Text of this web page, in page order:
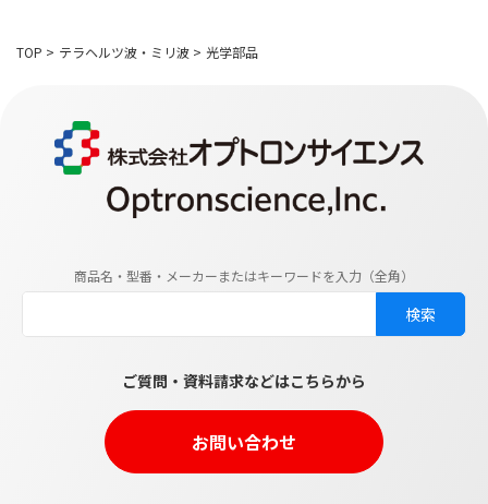
TOP > テラヘルツ波・ミリ波 > 光学部品
商品名・型番・メーカーまたはキーワードを入力（全角）
ご質問・資料請求などはこちらから
お問い合わせ